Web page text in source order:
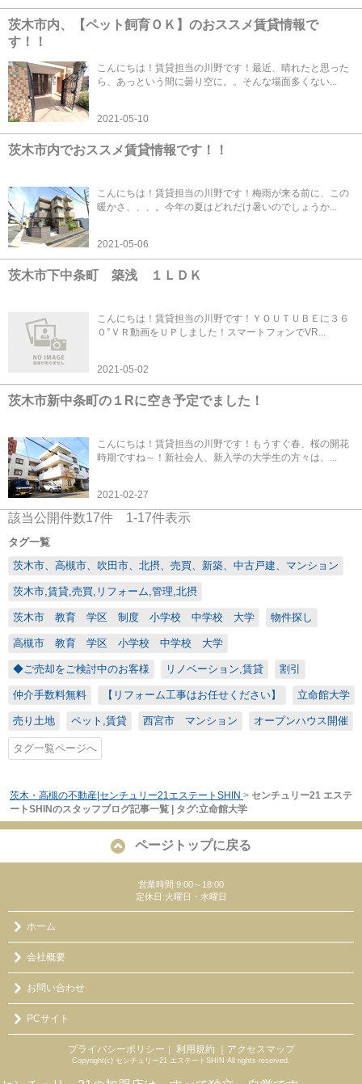
茨木市内、【ペット飼育ＯＫ】のおススメ賃貸情報で
す！！
こんにちは！賃貸担当の川野です！最近、晴れたと思った
ら、あっという間に曇り空に。。そんな場面多くない...
2021-05-10
茨木市内でおススメ賃貸情報です！！
こんにちは！賃貸担当の川野です！梅雨が来る前に、この
暖かさ、、、。今年の夏はどれだけ暑いのでしょうか...
2021-05-06
茨木市下中条町 築浅 １ＬＤＫ
こんにちは！賃貸担当の川野です！ＹＯＵＴＵＢＥに３６
０°ＶＲ動画をＵＰしました！スマートフォンでVR...
2021-05-02
茨木市新中条町の１Rに空き予定でました！
こんにちは！賃貸担当の川野です！もうすぐ春、桜の開花
時期ですね～！新社会人、新入学の大学生の方々は、...
2021-02-27
該当公開件数17件 1-17件表示
タグ一覧
茨木市、高槻市、吹田市、北摂、売買、新築、中古戸建、マンション
茨木市,賃貸,売買,リフォーム,管理,北摂
茨木市 教育 学区 制度 小学校 中学校 大学 物件探し
高槻市 教育 学区 小学校 中学校 大学
◆ご売却をご検討中のお客様 リノベーション,賃貸 割引
仲介手数料無料 【リフォーム工事はお任せください】 立命館大学
売り土地 ペット,賃貸 西宮市 マンション オープンハウス開催
タグ一覧ページへ
茨木・高槻の不動産|センチュリー21エステートSHIN > センチュリー21 エステ
ートSHINのスタッフブログ記事一覧 | タグ:立命館大学
ページトップに戻る
営業時間:9:00～18:00
定休日:火曜日・水曜日
ホーム
会社概要
お問い合わせ
PCサイト
プライバシーポリシー ｜ 利用規約 ｜アクセスマップ
Copyright(c) センチュリー21 エステートSHIN All rights reserved.